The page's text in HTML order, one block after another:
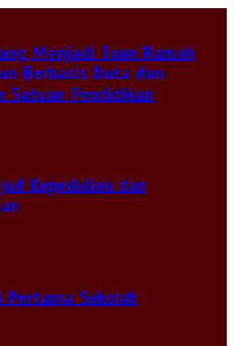
Menjadi Tuan Rumah
Berbasis Data dan
Satuan Pendidikan
Kepedulian dan
Pertama Sekolah